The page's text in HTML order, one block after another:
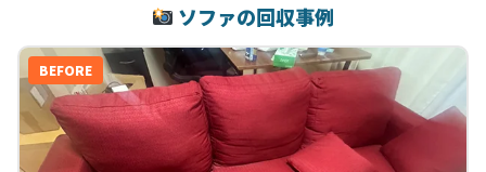
ソファの回収事例
BEFORE